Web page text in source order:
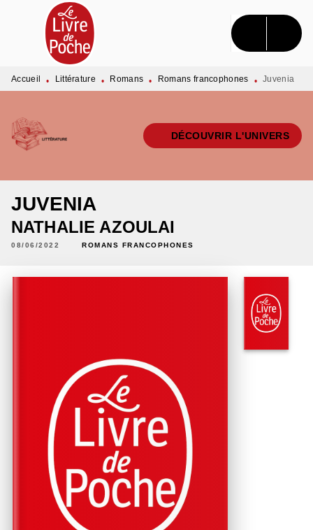
MENU RECHERCHE CONTENU
PIED DE PAGE
Accueil • Littérature • Romans • Romans francophones • Juvenia
DÉCOUVRIR L'UNIVERS
JUVENIA
NATHALIE AZOULAI
08/06/2022 ROMANS FRANCOPHONES